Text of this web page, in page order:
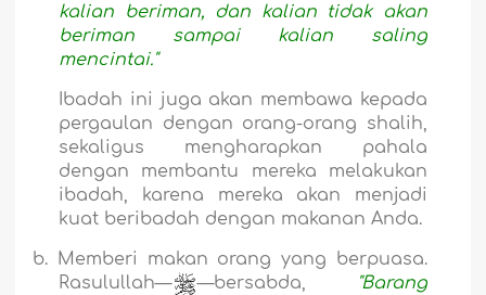
kalian beriman, dan kalian tidak akan
beriman sampai kalian saling
mencintai."
Ibadah ini juga akan membawa kepada
pergaulan dengan orang-orang shalih,
sekaligus mengharapkan pahala
dengan membantu mereka melakukan
ibadah, karena mereka akan menjadi
kuat beribadah dengan makanan Anda.
b.
Memberi makan orang yang berpuasa.
Rasulullah—
—bersabda,
"Barang